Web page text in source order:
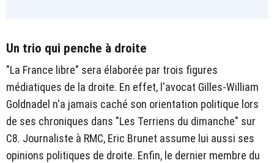
Un trio qui penche à droite
"La France libre" sera élaborée par trois figures
médiatiques de la droite. En effet, l'avocat Gilles-William
Goldnadel n'a jamais caché son orientation politique lors
de ses chroniques dans "Les Terriens du dimanche" sur
C8. Journaliste à RMC, Eric Brunet assume lui aussi ses
opinions politiques de droite. Enfin, le dernier membre du